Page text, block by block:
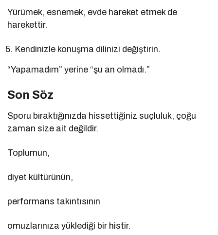
Yürümek, esnemek, evde hareket etmek de
harekettir.
Kendinizle konuşma dilinizi değiştirin.
“Yapamadım” yerine “şu an olmadı.”
Son Söz
Sporu bıraktığınızda hissettiğiniz suçluluk, çoğu
zaman size ait değildir.
Toplumun,
diyet kültürünün,
performans takıntısının
omuzlarınıza yüklediği bir histir.